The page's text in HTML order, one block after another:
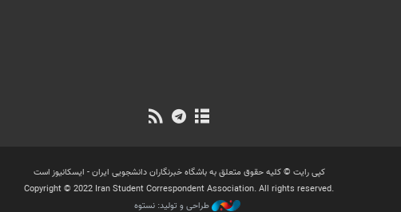
کپی رایت © کلیه حقوق متعلق به باشگاه خبرنگاران دانشجویی ایران - ایسکانیوز است
Copyright © 2022 Iran Student Correspondent Association. All rights reserved.
طراحی و تولید: نستوه